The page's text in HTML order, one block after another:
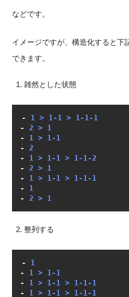
などです。
イメージですが、構造化すると下
できます。
雑然とした状態
-
-
-
-
-
-
-
-
-
整列する
-
-
-
-